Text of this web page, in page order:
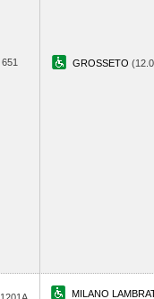
651 GROSSETO
MILANO